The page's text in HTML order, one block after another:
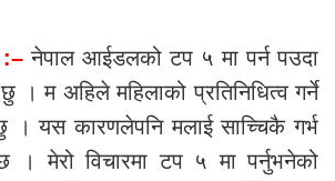
:– नेपाल आईडलको टप ५ मा पर्न पउदा
म अहिले महिलाको प्रतिनिधित्व गर्ने
। यस कारणलेपनि मलाई साच्चिकै गर्भ
मेरो विचारमा टप ५ मा पर्नुभनेको